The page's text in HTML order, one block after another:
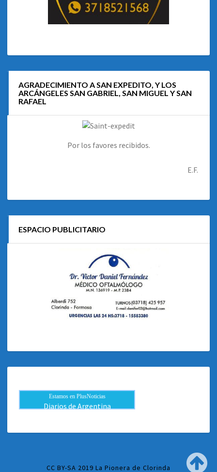
AGRADECIMIENTO A SAN EXPEDITO, Y LOS
ARCÁNGELES SAN GABRIEL, SAN MIGUEL Y SAN
RAFAEL
Por los favores recibidos.
E.F.
ESPACIO PUBLICITARIO
Estamos en PlusNoticias
Diarios de Argentina
CC BY-SA 2019 La Pionera de Clorinda